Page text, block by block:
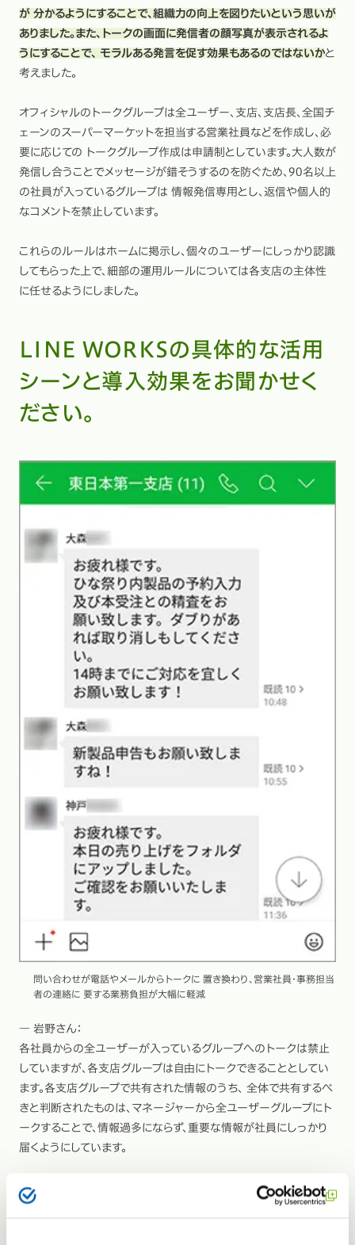
が 分かるようにすることで、組織力の向上を図りたいという思いが
ありました。また、トークの画面に発信者の顔写真が表示されるよ
うにすることで、 モラルある発言を促す効果もあるのではないかと
考えました。
オフィシャルのトークグループは全ユーザー、支店、支店長、全国チ
ェーンのスーパーマーケットを担当する営業社員などを作成し、必
要に応じての トークグループ作成は申請制としています。大人数が
発信し合うことでメッセージが錯そうするのを防ぐため、90名以上
の社員が入っているグループは 情報発信専用とし、返信や個人的
なコメントを禁止しています。
これらのルールはホームに掲示し、個々のユーザーにしっかり認識
してもらった上で、細部の運用ルールについては各支店の主体性
に任せるようにしました。
LINE WORKSの具体的な活用
シーンと導入効果をお聞かせく
ださい。
問い合わせが電話やメールからトークに 置き換わり、営業社員・事務担当
者の連絡に 要する業務負担が大幅に軽減
― 岩野さん：
各社員からの全ユーザーが入っているグループへのトークは禁止
していますが、各支店グループは自由にトークできることとしてい
ます。各支店グループで共有された情報のうち、 全体で共有するべ
きと判断されたものは、マネージャーから全ユーザーグループにト
ークすることで、情報過多にならず、重要な情報が社員にしっかり
届くようにしています。
― 棗田さん：
営業社員にとって特に導入効果が高いのは、
トークによるコミュニ